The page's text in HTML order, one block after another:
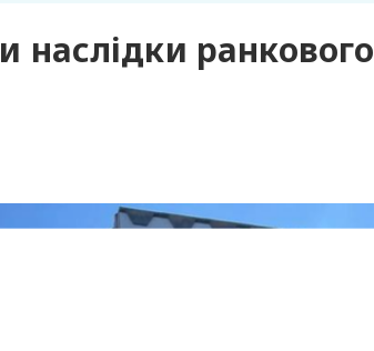
наслідки ранкового